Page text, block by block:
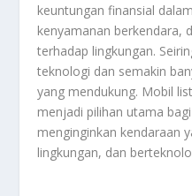
keuntungan finansial
kenyamanan berkendara,
terhadap lingkungan.
teknologi dan semakin
yang mendukung. Mobil
menjadi pilihan utama
menginginkan kendaraan
lingkungan, dan